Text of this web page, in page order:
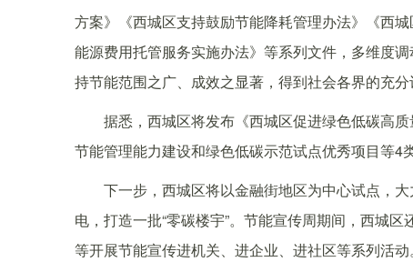
方案》《西城区支持鼓励节能降耗管理办法》《西
能源费用托管服务实施办法》等系列文件，多维度
持节能范围之广、成效之显著，得到社会各界的充分
据悉，西城区将发布《西城区促进绿色低碳高
节能管理能力建设和绿色低碳示范试点优秀项目等4
下一步，西城区将以金融街地区为中心试点，
电，打造一批“零碳楼宇”。节能宣传周期间，西城
等开展节能宣传进机关、进企业、进社区等系列活动。